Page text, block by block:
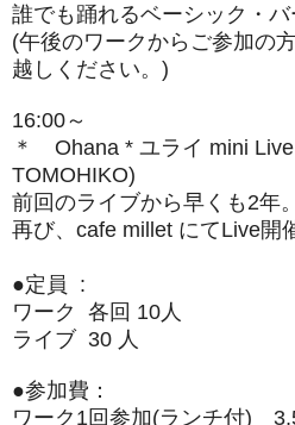
誰でも踊れるベーシック・バ
(午後のワークからご参加の方
越しください。)
16:00～
＊ Ohana * ユライ mini Live
TOMOHIKO)
前回のライブから早くも2年。
再び、cafe millet にてLive開
●定員 :
ワーク 各回 10人
ライブ 30 人
●参加費：
ワーク1回参加(ランチ付)